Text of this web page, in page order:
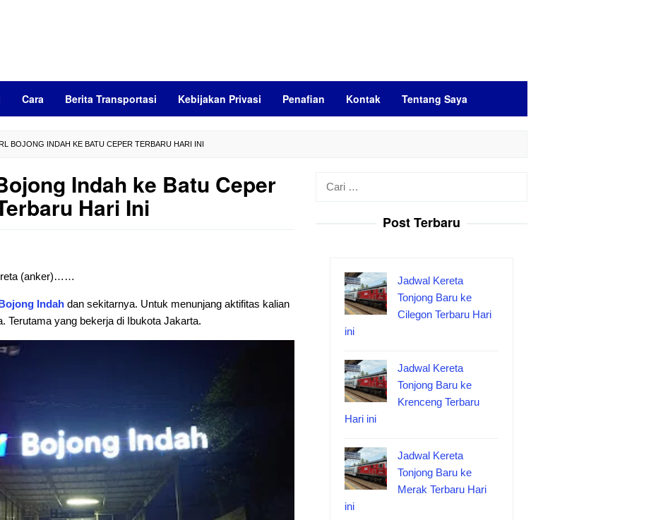
Cara Berita Transportasi Kebijakan Privasi Penafian Kontak Tentang Saya
BOJONG INDAH KE BATU CEPER TERBARU HARI INI
Indah ke Batu Ceper
Hari Ini
(anker)……
Indah dan sekitarnya. Untuk menunjang aktifitas kalian
Terutama yang bekerja di Ibukota Jakarta.
Post Terbaru
Jadwal Kereta
Tonjong Baru ke
Cilegon Terbaru Hari
ini
Jadwal Kereta
Tonjong Baru ke
Krenceng Terbaru
Hari ini
Jadwal Kereta
Tonjong Baru ke
Merak Terbaru Hari
ini